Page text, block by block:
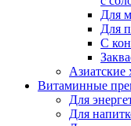
Для
Для
С
Витаминные
Для
Для